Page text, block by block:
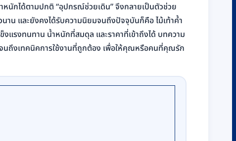
หนักได้ตามปกติ “อุปกรณ์ช่วยเดิน” จึงกลายเป็นตัวช่วย
าน และยังคงได้รับความนิยมจนถึงปัจจุบันก็คือ ไม้เท้าค้ำ
แรงทนทาน น้ำหนักที่สมดุล และราคาที่เข้าถึงได้ บทความ
นถึงเทคนิคการใช้งานที่ถูกต้อง เพื่อให้คุณหรือคนที่คุณรัก